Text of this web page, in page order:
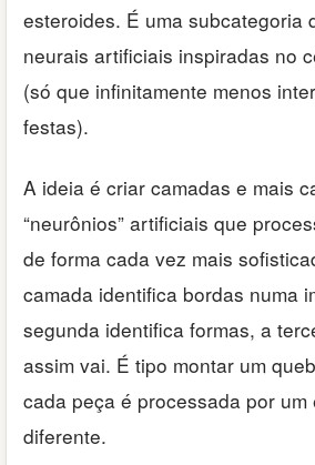
esteroides. É uma subcategoria
neurais artificiais inspiradas no
(só que infinitamente menos
festas).
A ideia é criar camadas e mais
“neurônios” artificiais que
de forma cada vez mais
camada identifica bordas numa
segunda identifica formas, a
assim vai. É tipo montar um
cada peça é processada por um
diferente.